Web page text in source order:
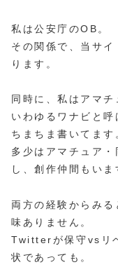
私は公安庁のOB。
その関係で、当サ
ります。
同時に、私はアマチ
いわゆるワナビと
ちまちま書いてます
多少はアマチュア
し、創作仲間もいま
両方の経験からみ
味ありません。
Twitterが保守vsリ
状であっても。